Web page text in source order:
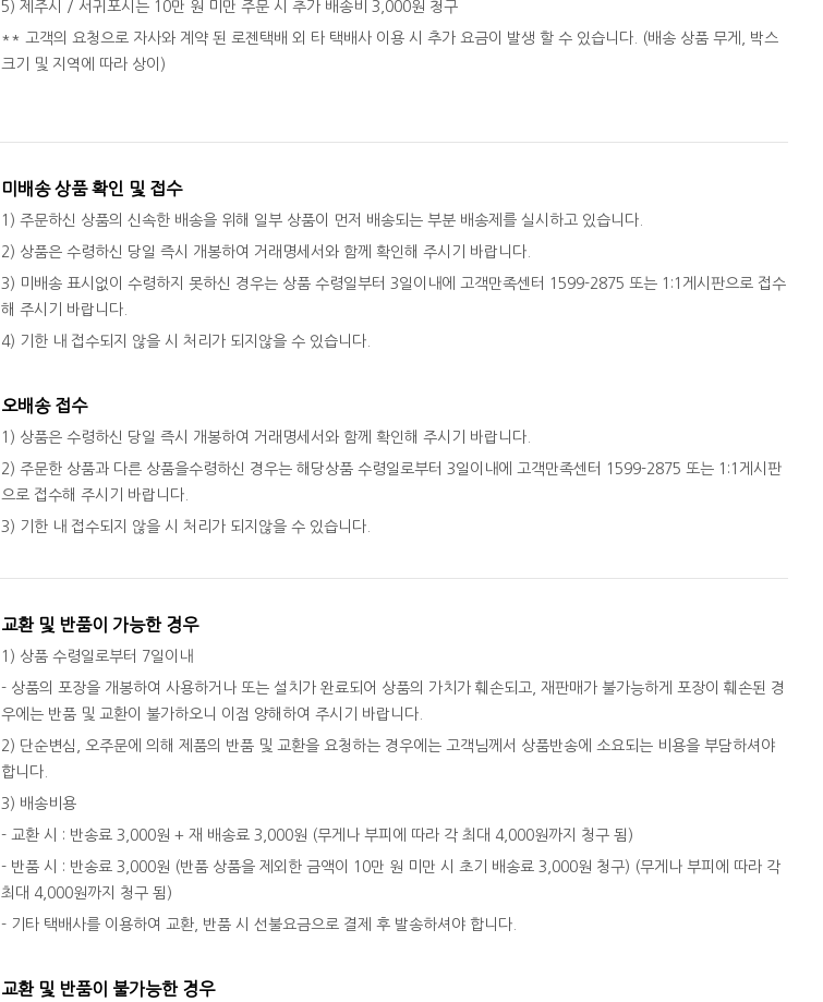
5) 제주시 / 서귀포시는 10만 원 미만 주문 시 추가 배송비 3,000원 청구
** 고객의 요청으로 자사와 계약 된 로젠택배 외 타 택배사 이용 시 추가 요금이 발생 할 수 있습니다. (배송 상품 무게, 박스
크기 및 지역에 따라 상이)
미배송 상품 확인 및 접수
1) 주문하신 상품의 신속한 배송을 위해 일부 상품이 먼저 배송되는 부분 배송제를 실시하고 있습니다.
2) 상품은 수령하신 당일 즉시 개봉하여 거래명세서와 함께 확인해 주시기 바랍니다.
3) 미배송 표시없이 수령하지 못하신 경우는 상품 수령일부터 3일이내에 고객만족센터 1599-2875 또는 1:1게시판으로 접수
해 주시기 바랍니다.
4) 기한 내 접수되지 않을 시 처리가 되지않을 수 있습니다.
오배송 접수
1) 상품은 수령하신 당일 즉시 개봉하여 거래명세서와 함께 확인해 주시기 바랍니다.
2) 주문한 상품과 다른 상품을수령하신 경우는 해당상품 수령일로부터 3일이내에 고객만족센터 1599-2875 또는 1:1게시판
으로 접수해 주시기 바랍니다.
3) 기한 내 접수되지 않을 시 처리가 되지않을 수 있습니다.
교환 및 반품이 가능한 경우
1) 상품 수령일로부터 7일이내
- 상품의 포장을 개봉하여 사용하거나 또는 설치가 완료되어 상품의 가치가 훼손되고, 재판매가 불가능하게 포장이 훼손된 경
우에는 반품 및 교환이 불가하오니 이점 양해하여 주시기 바랍니다.
2) 단순변심, 오주문에 의해 제품의 반품 및 교환을 요청하는 경우에는 고객님께서 상품반송에 소요되는 비용을 부담하셔야
합니다.
3) 배송비용
- 교환 시 : 반송료 3,000원 + 재 배송료 3,000원 (무게나 부피에 따라 각 최대 4,000원까지 청구 됨)
- 반품 시 : 반송료 3,000원 (반품 상품을 제외한 금액이 10만 원 미만 시 초기 배송료 3,000원 청구) (무게나 부피에 따라 각
최대 4,000원까지 청구 됨)
- 기타 택배사를 이용하여 교환, 반품 시 선불요금으로 결제 후 발송하셔야 합니다.
교환 및 반품이 불가능한 경우